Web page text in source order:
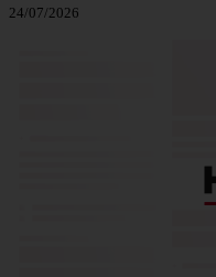
24/07/2026